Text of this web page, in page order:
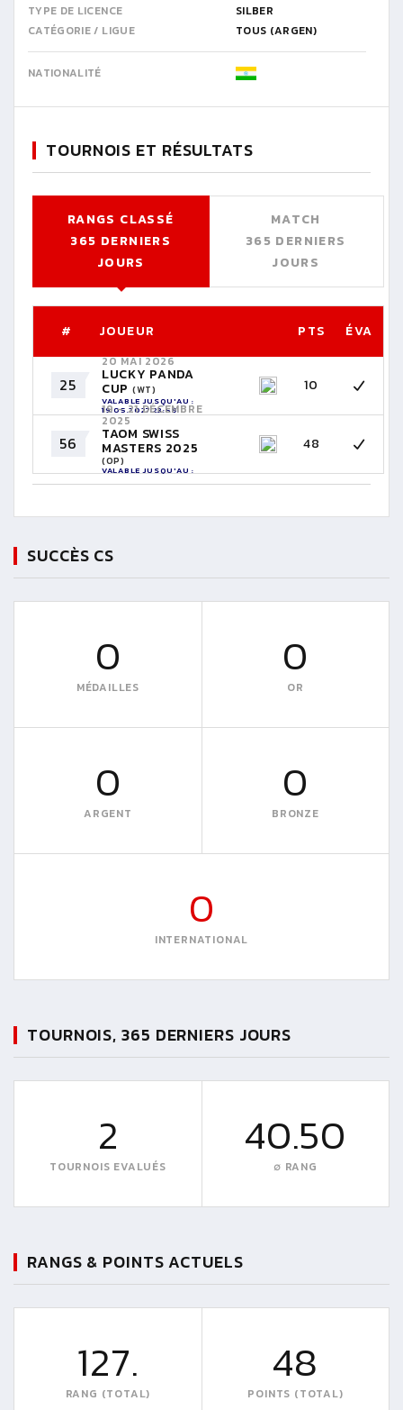
TYPE DE LICENCE
SILBER
CATÉGORIE / LIGUE
TOUS (ARGEN)
NATIONALITÉ
TOURNOIS ET RÉSULTATS
RANGS CLASSÉ
365 DERNIERS
JOURS
MATCH
365 DERNIERS
JOURS
# JOUEUR PTS ÉVA
25
20 MAI 2026
LUCKY PANDA
CUP (WT)
VALABLE JUSQU'AU :
19.05.2027 23:59
10
56
19 - 21 DÉCEMBRE
2025
TAOM SWISS
MASTERS 2025
(OP)
VALABLE JUSQU'AU :
48
SUCCÈS CS
0
MÉDAILLES
0
OR
0
ARGENT
0
BRONZE
0
INTERNATIONAL
TOURNOIS, 365 DERNIERS JOURS
2
TOURNOIS EVALUÉS
40.50
∅ RANG
RANGS & POINTS ACTUELS
127.
RANG (TOTAL)
48
POINTS (TOTAL)